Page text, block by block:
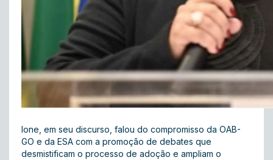
Ione, em seu discurso, falou do compromisso da OAB-
GO e da ESA com a promoção de debates que
desmistificam o processo de adoção e ampliam o